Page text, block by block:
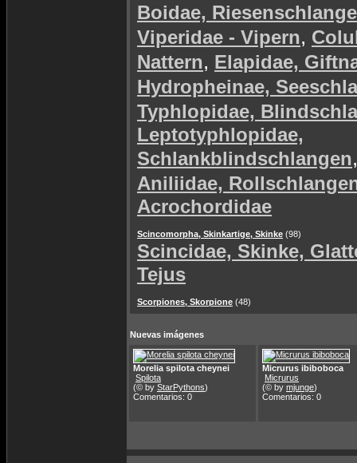
Boidae,
Viperidae - Vipern,
Nattern, Elapidae,
Hydropheinae,
Typhlopidae,
Leptotyphlopidae,
Schlankblindschlangen,
Aniliidae,
Acrochordidae
Scincomorpha, Skinkartige, Skinke (98)
Scincidae, Skinke,
Tejus
Scorpiones, Skorpione (48)
Nuevas imágenes
Morelia spilota cheynei
Spilota
(© by StarPythons)
Comentarios: 0
Micrurus ibiboboca
Micrurus
(© by mjunge)
Comentarios: 0